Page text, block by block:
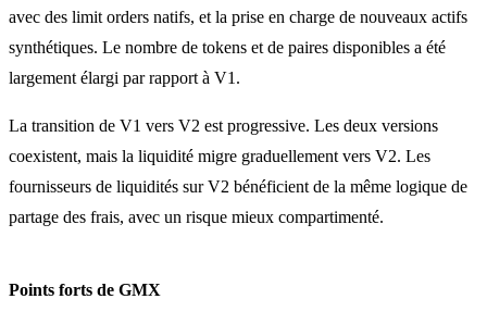
avec des limit orders natifs, et la prise en charge de nouveaux actifs
synthétiques. Le nombre de tokens et de paires disponibles a été
largement élargi par rapport à V1.
La transition de V1 vers V2 est progressive. Les deux versions
coexistent, mais la liquidité migre graduellement vers V2. Les
fournisseurs de liquidités sur V2 bénéficient de la même logique de
partage des frais, avec un risque mieux compartimenté.
Points forts de GMX